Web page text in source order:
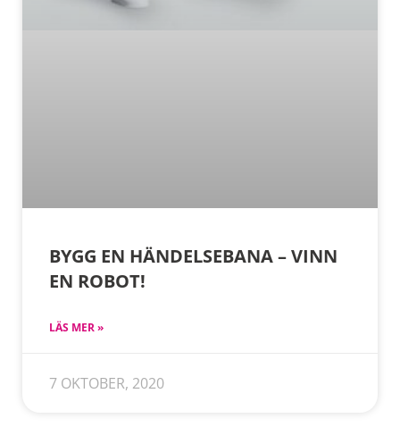
BYGG EN HÄNDELSEBANA – VINN
EN ROBOT!
LÄS MER »
7 OKTOBER, 2020